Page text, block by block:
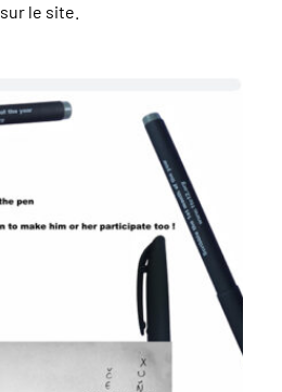
sur le site.